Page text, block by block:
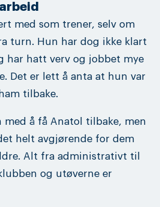
med som trener, selv om
turn. Hun har dog ikke klart
har hatt verv og jobbet mye
Det er lett å anta at hun var
tilbake.
med å få Anatol tilbake, men
helt avgjørende for dem
Alt fra administrativt til
og utøverne er